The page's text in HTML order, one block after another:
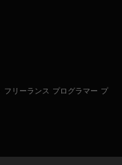
フリーランス プログラマー プ